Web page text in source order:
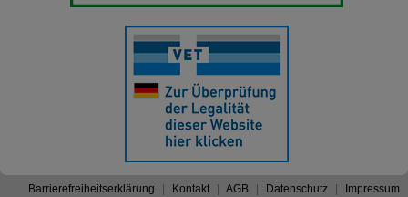
Barrierefreiheitserklärung Kontakt AGB Datenschutz Impressum